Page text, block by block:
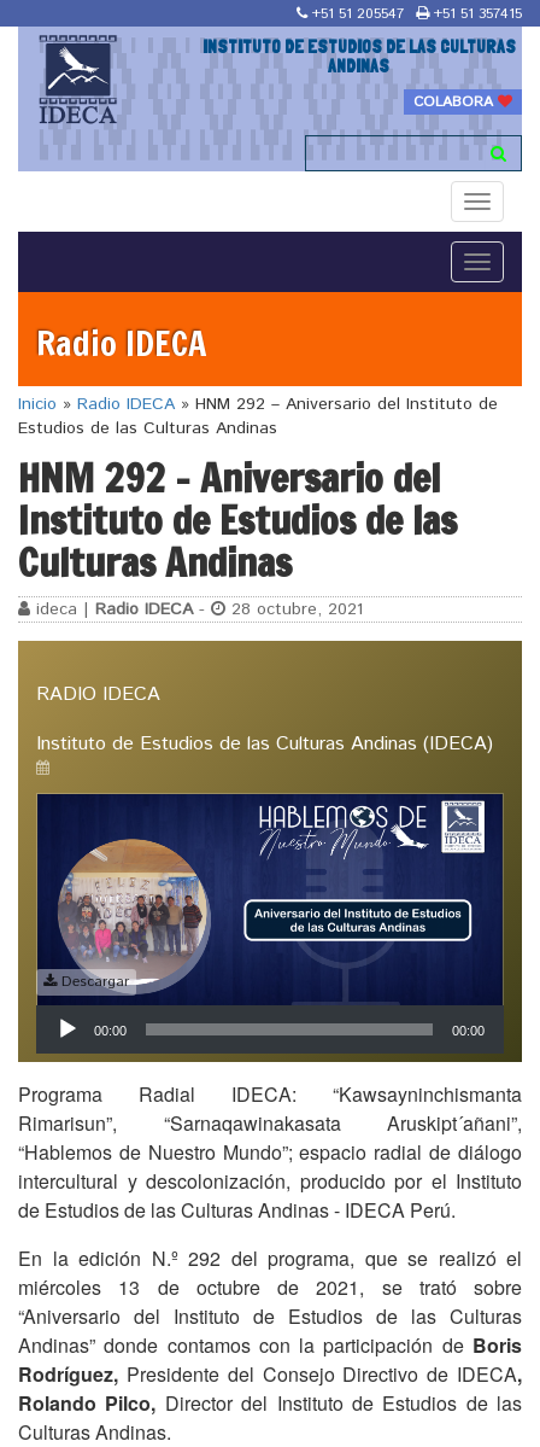
+51 51 205547 +51 51 357415
INSTITUTO DE ESTUDIOS DE LAS CULTURAS
ANDINAS
COLABORA
Toggle
Toggle
Radio IDECA
Inicio » Radio IDECA » HNM 292 – Aniversario del Instituto de
Estudios de las Culturas Andinas
HNM 292 – Aniversario del
Instituto de Estudios de las
Culturas Andinas
ideca | Radio IDECA- 28 octubre, 2021
RADIO IDECA
Instituto de Estudios de las Culturas Andinas (IDECA)
Descargar
Reproductor
de
audio
00:00 00:00
Programa Radial IDECA: “Kawsayninchismanta
Rimarisun”, “Sarnaqawinakasata Aruskipt´añani”,
“Hablemos de Nuestro Mundo”; espacio radial de diálogo
intercultural y descolonización, producido por el Instituto
de Estudios de las Culturas Andinas - IDECA Perú.
En la edición N.º 292 del programa, que se realizó el
miércoles 13 de octubre de 2021, se trató sobre
“Aniversario del Instituto de Estudios de las Culturas
Andinas” donde contamos con la participación de Boris
Rodríguez, Presidente del Consejo Directivo de IDECA,
Rolando Pilco, Director del Instituto de Estudios de las
Culturas Andinas.